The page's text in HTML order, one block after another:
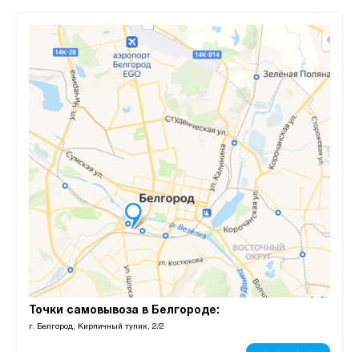
Точки самовывоза в Белгороде:
г. Белгород, Кирпичный тупик, 2/2